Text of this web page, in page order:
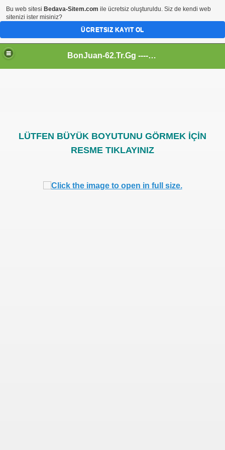
BonJuan-62.Tr.Gg ---- Alemin En Kral Sitesi
LÜTFEN BÜYÜK BOYUTUNU GÖRMEK İÇİN
RESME TIKLAYINIZ
Bu web sitesi Bedava-Sitem.com ile ücretsiz oluşturuldu. Siz de kendi web
sitenizi ister misiniz?
ÜCRETSIZ KAYIT OL